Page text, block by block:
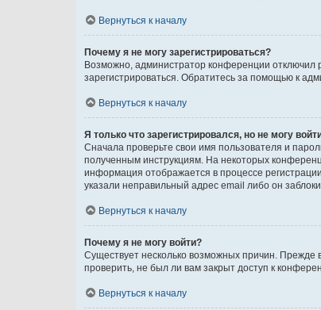
Вернуться к началу
Почему я не могу зарегистрироваться?
Возможно, администратор конференции отключил
зарегистрироваться. Обратитесь за помощью к
Вернуться к началу
Я только что зарегистрировался, но не могу
Сначала проверьте свои имя пользователя и
полученным инструкциям. На некоторых
информация отображается в процессе
указали неправильный адрес email либо он
Вернуться к началу
Почему я не могу войти?
Существует несколько возможных причин. Прежде
проверить, не был ли вам закрыт доступ к
Вернуться к началу